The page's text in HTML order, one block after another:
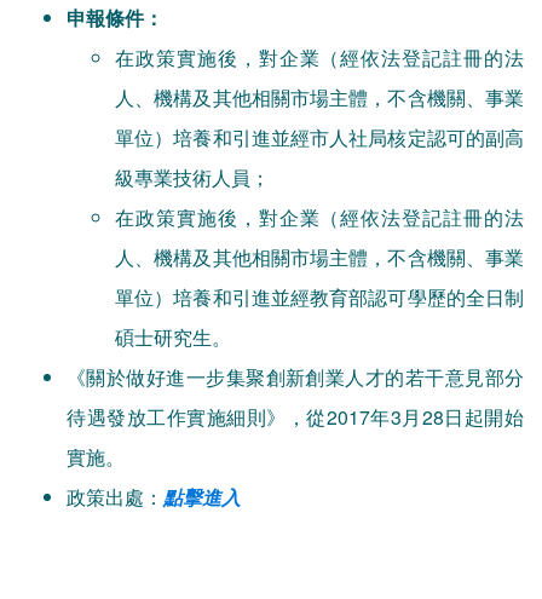
申報條件：
在政策實施後，對企業（經依法登記註冊的法
人、機構及其他相關市場主體，不含機關、事業
單位）培養和引進並經市人社局核定認可的副高
級專業技術人員；
在政策實施後，對企業（經依法登記註冊的法
人、機構及其他相關市場主體，不含機關、事業
單位）培養和引進並經教育部認可學歷的全日制
碩士研究生。
《關於做好進一步集聚創新創業人才的若干意見部分
待遇發放工作實施細則》，從2017年3月28日起開始
實施。
政策出處： 點擊進入